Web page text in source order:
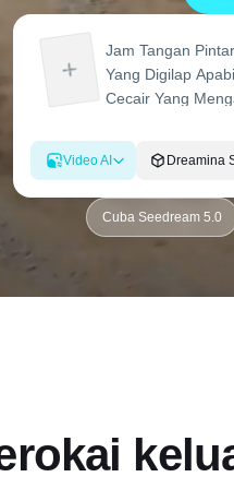
Video AI Dreamina
Cuba Seedream 5.0